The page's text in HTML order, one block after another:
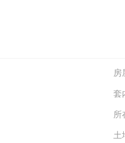
房
套
所
土